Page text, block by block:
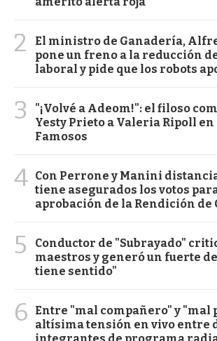
2
El ministro de Ganadería,
pone un freno a la reducción
laboral y pide que los robots
3
"¡Volvé a Adeom!": el filoso
Yesty Prieto a Valeria Ripoll en
Famosos
4 Con Perrone y Manini
tiene asegurados los votos
aprobación de la Rendición de
5
Conductor de "Subrayado"
maestros y generó un fuerte
tiene sentido"
6
Entre "mal compañero" y "mal
altísima tensión en vivo entre